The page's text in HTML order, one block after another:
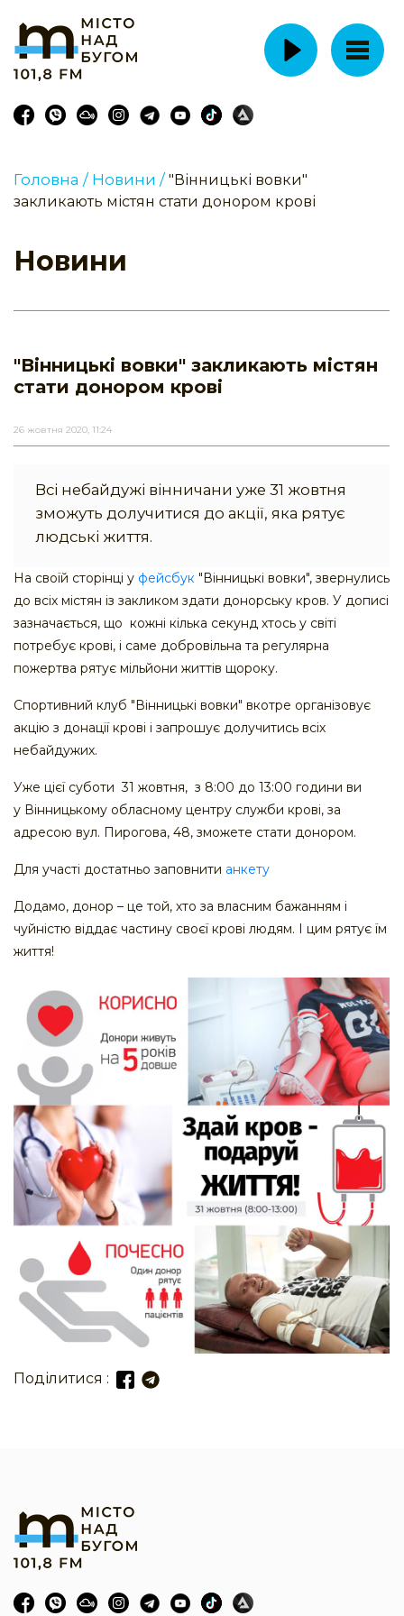
Головна / Новини / "Вінницькі вовки"
закликають містян стати донором крові
Новини
"Вінницькі вовки" закликають містян
стати донором крові
26 жовтня 2020, 11:24
Всі небайдужі вінничани уже 31 жовтня
зможуть долучитися до акції, яка рятує
людські життя.
На своїй сторінці у фейсбук "Вінницькі вовки", звернулись
до всіх містян із закликом здати донорську кров. У дописі
зазначається, що кожні кілька секунд хтось у світі
потребує крові, і саме добровільна та регулярна
пожертва рятує мільйони життів щороку.
Спортивний клуб "Вінницькі вовки" вкотре організовує
акцію з донації крові і запрошує долучитись всіх
небайдужих.
Уже цієї суботи 31 жовтня, з 8:00 до 13:00 години ви
у Вінницькому обласному центру служби крові, за
адресою вул. Пирогова, 48, зможете стати донором.
Для участі достатньо заповнити анкету
Додамо, донор – це той, хто за власним бажанням і
чуйністю віддає частину своєї крові людям. І цим рятує їм
життя!
Поділитися :